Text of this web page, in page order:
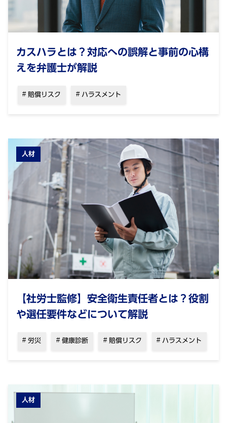
カスハラとは？対応への誤解と事前の心構
えを弁護士が解説
賠償リスク ハラスメント
人材
【社労士監修】安全衛生責任者とは？役割
や選任要件などについて解説
労災 健康診断 賠償リスク ハラスメント
人材